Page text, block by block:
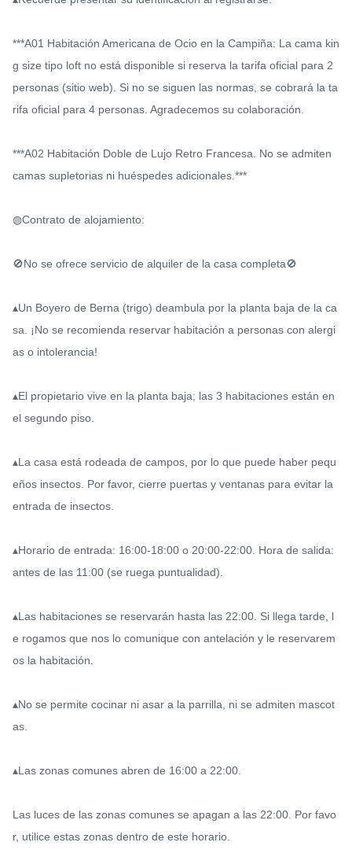
***A01 Habitación Americana de Ocio en la Campiña: La cama kin
g size tipo loft no está disponible si reserva la tarifa oficial para 2
personas (sitio web). Si no se siguen las normas, se cobrará la ta
rifa oficial para 4 personas. Agradecemos su colaboración.
***A02 Habitación Doble de Lujo Retro Francesa. No se admiten
camas supletorias ni huéspedes adicionales.***
◍Contrato de alojamiento:
🚫No se ofrece servicio de alquiler de la casa completa🚫
▴Un Boyero de Berna (trigo) deambula por la planta baja de la ca
sa. ¡No se recomienda reservar habitación a personas con alergi
as o intolerancia!
▴El propietario vive en la planta baja; las 3 habitaciones están en
el segundo piso.
▴La casa está rodeada de campos, por lo que puede haber pequ
eños insectos. Por favor, cierre puertas y ventanas para evitar la
entrada de insectos.
▴Horario de entrada: 16:00-18:00 o 20:00-22:00. Hora de salida:
antes de las 11:00 (se ruega puntualidad).
▴Las habitaciones se reservarán hasta las 22:00. Si llega tarde, l
e rogamos que nos lo comunique con antelación y le reservarem
os la habitación.
▴No se permite cocinar ni asar a la parrilla, ni se admiten mascot
as.
▴Las zonas comunes abren de 16:00 a 22:00.
Las luces de las zonas comunes se apagan a las 22:00. Por favo
r, utilice estas zonas dentro de este horario.